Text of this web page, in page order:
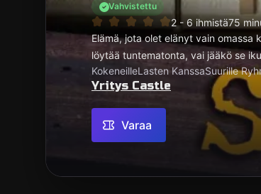
Vahvistettu
2 - 6 ihmistä75
Elämä, jota olet elänyt vain omassa
löytää tuntematonta, vai jääkö se
KokeneilleLasten KanssaSuurille
Yritys Castle
Varaa